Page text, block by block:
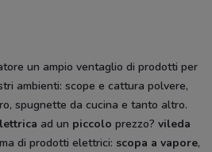
un ampio ventaglio di prodotti per
ambienti: scope e cattura polvere,
spugnette da cucina e tanto altro.
ad un piccolo prezzo? vileda
di prodotti elettrici: scopa a vapore,